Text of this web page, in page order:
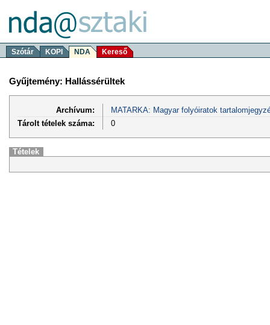
Szótár KOPI NDA Kereső
Gyűjtemény: Hallássérültek
Archívum:
MATARKA: Magyar folyóiratok
Tárolt tételek száma:
0
Tételek